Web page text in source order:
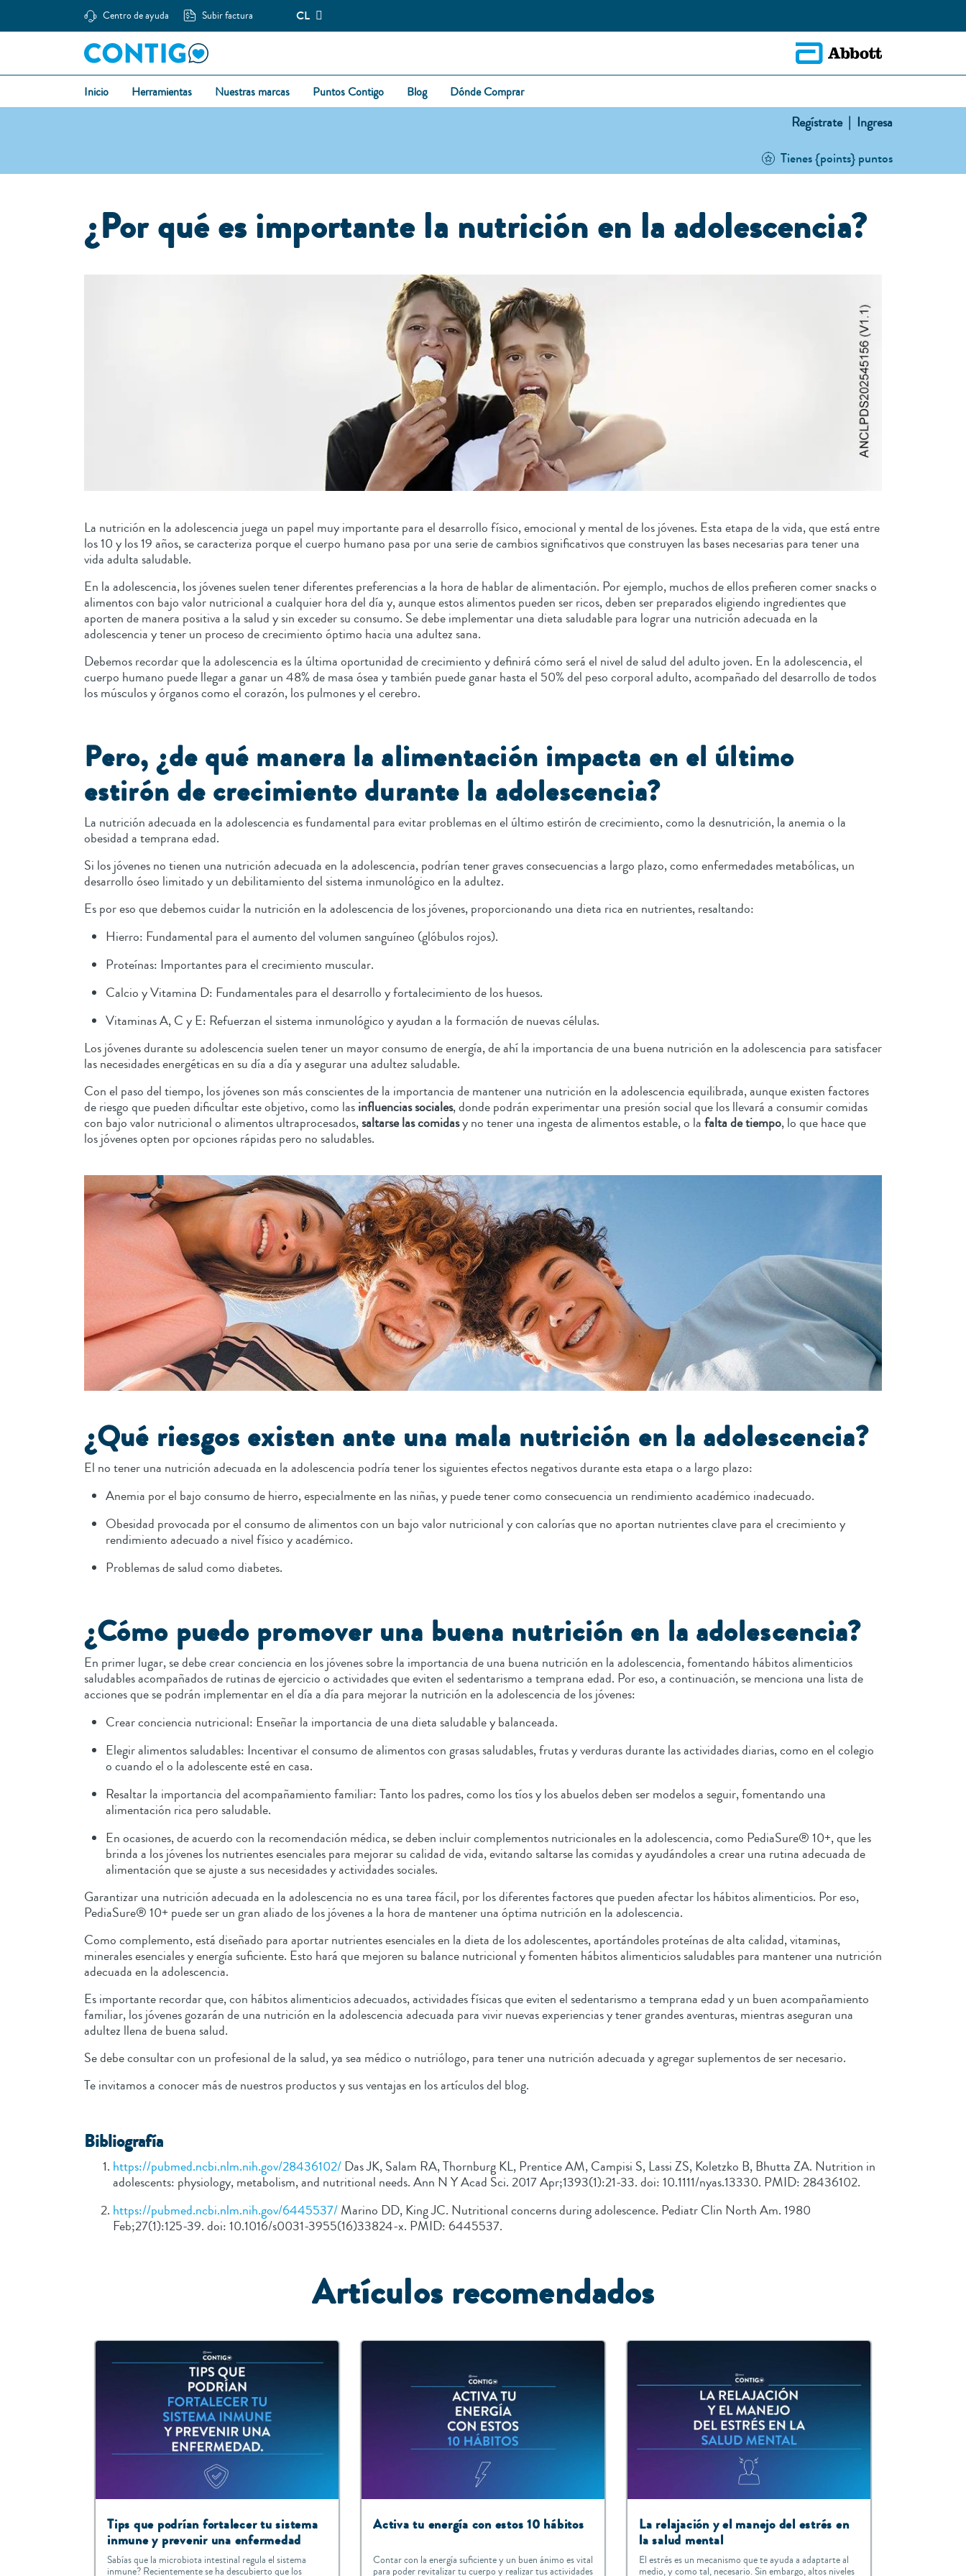
Centro de ayuda Subir factura CL
Inicio Herramientas Nuestras marcas Puntos Contigo Blog Dónde Comprar
Regístrate | Ingresa
Tienes {points} puntos
¿Por qué es importante la nutrición en la adolescencia?
La nutrición en la adolescencia juega un papel muy importante para el desarrollo físico, emocional y mental de los jóvenes. Esta etapa de la vida, que está entre
los 10 y los 19 años, se caracteriza porque el cuerpo humano pasa por una serie de cambios significativos que construyen las bases necesarias para tener una
vida adulta saludable.
En la adolescencia, los jóvenes suelen tener diferentes preferencias a la hora de hablar de alimentación. Por ejemplo, muchos de ellos prefieren comer snacks o
alimentos con bajo valor nutricional a cualquier hora del día y, aunque estos alimentos pueden ser ricos, deben ser preparados eligiendo ingredientes que
aporten de manera positiva a la salud y sin exceder su consumo. Se debe implementar una dieta saludable para lograr una nutrición adecuada en la
adolescencia y tener un proceso de crecimiento óptimo hacia una adultez sana.
Debemos recordar que la adolescencia es la última oportunidad de crecimiento y definirá cómo será el nivel de salud del adulto joven. En la adolescencia, el
cuerpo humano puede llegar a ganar un 48% de masa ósea y también puede ganar hasta el 50% del peso corporal adulto, acompañado del desarrollo de todos
los músculos y órganos como el corazón, los pulmones y el cerebro.
Pero, ¿de qué manera la alimentación impacta en el último
estirón de crecimiento durante la adolescencia?
La nutrición adecuada en la adolescencia es fundamental para evitar problemas en el último estirón de crecimiento, como la desnutrición, la anemia o la
obesidad a temprana edad.
Si los jóvenes no tienen una nutrición adecuada en la adolescencia, podrían tener graves consecuencias a largo plazo, como enfermedades metabólicas, un
desarrollo óseo limitado y un debilitamiento del sistema inmunológico en la adultez.
Es por eso que debemos cuidar la nutrición en la adolescencia de los jóvenes, proporcionando una dieta rica en nutrientes, resaltando:
Hierro: Fundamental para el aumento del volumen sanguíneo (glóbulos rojos).
Proteínas: Importantes para el crecimiento muscular.
Calcio y Vitamina D: Fundamentales para el desarrollo y fortalecimiento de los huesos.
Vitaminas A, C y E: Refuerzan el sistema inmunológico y ayudan a la formación de nuevas células.
Los jóvenes durante su adolescencia suelen tener un mayor consumo de energía, de ahí la importancia de una buena nutrición en la adolescencia para satisfacer
las necesidades energéticas en su día a día y asegurar una adultez saludable.
Con el paso del tiempo, los jóvenes son más conscientes de la importancia de mantener una nutrición en la adolescencia equilibrada, aunque existen factores
de riesgo que pueden dificultar este objetivo, como lasinfluencias sociales, donde podrán experimentar una presión social que los llevará a consumir comidas
con bajo valor nutricional o alimentos ultraprocesados,saltarse las comidasy no tener una ingesta de alimentos estable, o lafalta de tiempo, lo que hace que
los jóvenes opten por opciones rápidas pero no saludables.
¿Qué riesgos existen ante una mala nutrición en la adolescencia?
El no tener una nutrición adecuada en la adolescencia podría tener los siguientes efectos negativos durante esta etapa o a largo plazo:
Anemia por el bajo consumo de hierro, especialmente en las niñas, y puede tener como consecuencia un rendimiento académico inadecuado.
Obesidad provocada por el consumo de alimentos con un bajo valor nutricional y con calorías que no aportan nutrientes clave para el crecimiento y
rendimiento adecuado a nivel físico y académico.
Problemas de salud como diabetes.
¿Cómo puedo promover una buena nutrición en la adolescencia?
En primer lugar, se debe crear conciencia en los jóvenes sobre la importancia de una buena nutrición en la adolescencia, fomentando hábitos alimenticios
saludables acompañados de rutinas de ejercicio o actividades que eviten el sedentarismo a temprana edad. Por eso, a continuación, se menciona una lista de
acciones que se podrán implementar en el día a día para mejorar la nutrición en la adolescencia de los jóvenes:
Crear conciencia nutricional: Enseñar la importancia de una dieta saludable y balanceada.
Elegir alimentos saludables: Incentivar el consumo de alimentos con grasas saludables, frutas y verduras durante las actividades diarias, como en el colegio
o cuando el o la adolescente esté en casa.
Resaltar la importancia del acompañamiento familiar: Tanto los padres, como los tíos y los abuelos deben ser modelos a seguir, fomentando una
alimentación rica pero saludable.
En ocasiones, de acuerdo con la recomendación médica, se deben incluir complementos nutricionales en la adolescencia, como PediaSure® 10+, que les
brinda a los jóvenes los nutrientes esenciales para mejorar su calidad de vida, evitando saltarse las comidas y ayudándoles a crear una rutina adecuada de
alimentación que se ajuste a sus necesidades y actividades sociales.
Garantizar una nutrición adecuada en la adolescencia no es una tarea fácil, por los diferentes factores que pueden afectar los hábitos alimenticios. Por eso,
PediaSure® 10+ puede ser un gran aliado de los jóvenes a la hora de mantener una óptima nutrición en la adolescencia.
Como complemento, está diseñado para aportar nutrientes esenciales en la dieta de los adolescentes, aportándoles proteínas de alta calidad, vitaminas,
minerales esenciales y energía suficiente. Esto hará que mejoren su balance nutricional y fomenten hábitos alimenticios saludables para mantener una nutrición
adecuada en la adolescencia.
Es importante recordar que, con hábitos alimenticios adecuados, actividades físicas que eviten el sedentarismo a temprana edad y un buen acompañamiento
familiar, los jóvenes gozarán de una nutrición en la adolescencia adecuada para vivir nuevas experiencias y tener grandes aventuras, mientras aseguran una
adultez llena de buena salud.
Se debe consultar con un profesional de la salud, ya sea médico o nutriólogo, para tener una nutrición adecuada y agregar suplementos de ser necesario.
Te invitamos a conocer más de nuestros productos y sus ventajas en los artículos del blog.
Bibliografía
https://pubmed.ncbi.nlm.nih.gov/28436102/Das JK, Salam RA, Thornburg KL, Prentice AM, Campisi S, Lassi ZS, Koletzko B, Bhutta ZA. Nutrition in
adolescents: physiology, metabolism, and nutritional needs. Ann N Y Acad Sci. 2017 Apr;1393(1):21-33. doi: 10.1111/nyas.13330. PMID: 28436102.
https://pubmed.ncbi.nlm.nih.gov/6445537/Marino DD, King JC. Nutritional concerns during adolescence. Pediatr Clin North Am. 1980
Feb;27(1):125-39. doi: 10.1016/s0031-3955(16)33824-x. PMID: 6445537.
Artículos recomendados
Tips que podrían fortalecer tu sistema
inmune y prevenir una enfermedad
Sabías que la microbiota intestinal regula el sistema
inmune? Recientemente se ha descubierto que los
Activa tu energía con estos 10 hábitos
Contar con la energía suficiente y un buen ánimo es vital
para poder revitalizar tu cuerpo y realizar tus actividades
La relajación y el manejo del estrés en
la salud mental
El estrés es un mecanismo que te ayuda a adaptarte al
medio, y como tal, necesario. Sin embargo, altos niveles